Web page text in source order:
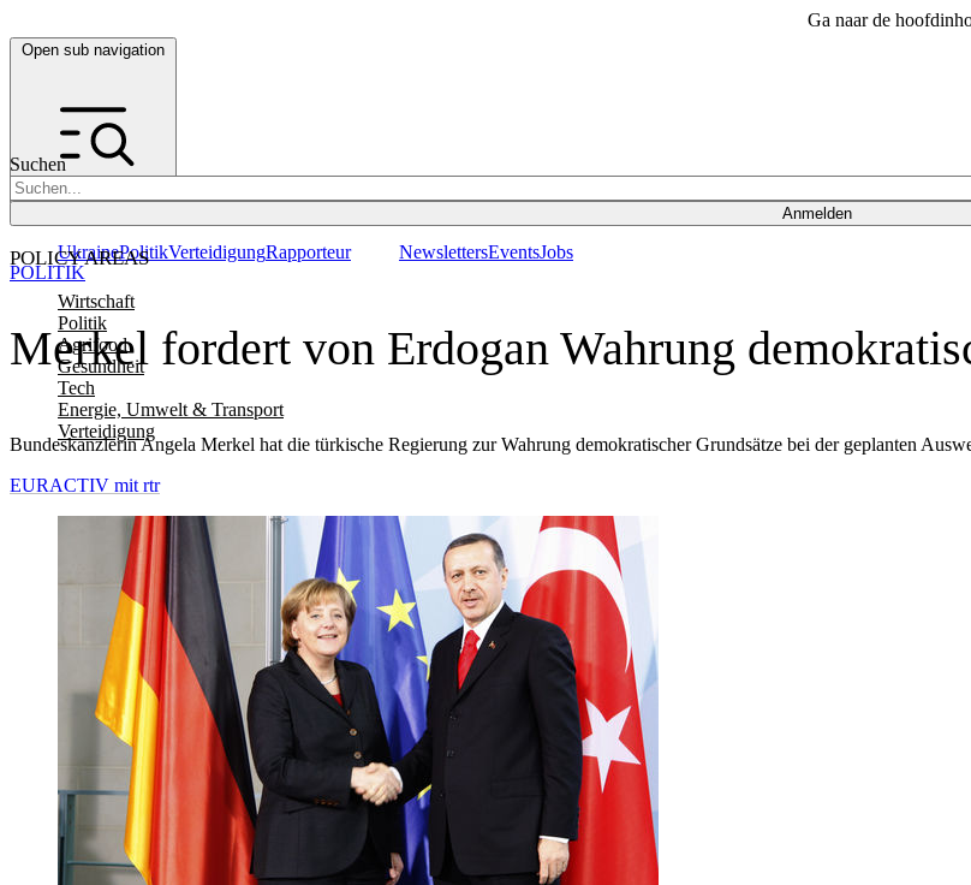
Ga naar de
Open sub navigation
Suchen
Anmelden
POLICY AREAS
Wirtschaft
Politik
Agrifood
Gesundheit
Tech
Energie, Umwelt & Transport
Verteidigung
UkrainePolitikVerteidigungRapporteur NewslettersEventsJobs
Merkel fordert von Erdogan Wahrung
Bundeskanzlerin Angela Merkel hat die türkische Regierung zur Wahrung demokratischer Grundsätze bei der geplanten
POLITIK
EURACTIV mit rtr